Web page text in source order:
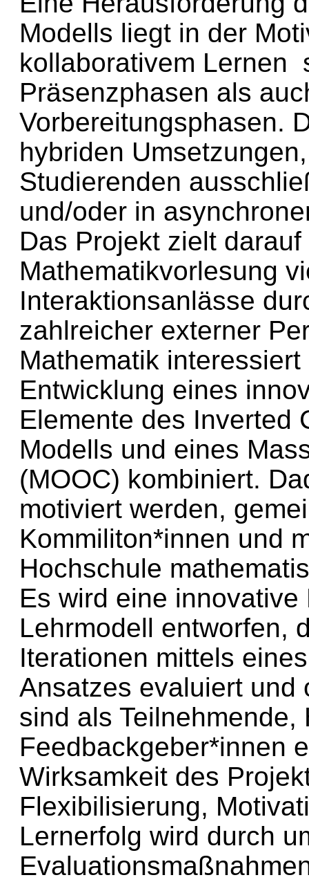
Modells liegt in der
kollaborativem Lernen
Präsenzphasen als
Vorbereitungsphasen.
hybriden
Studierenden
und/oder in
Das Projekt zielt
Mathematikvorlesung
Interaktionsanlässe
zahlreicher externer
Mathematik
Entwicklung eines
Elemente des Inverted
Modells und eines
(MOOC) kombiniert.
motiviert werden,
Kommiliton*innen und
Hochschule
Es wird eine
Lehrmodell entworfen,
Iterationen mittels
Ansatzes evaluiert und
sind als Teilnehmende,
Feedbackgeber*innen
Wirksamkeit des
Flexibilisierung,
Lernerfolg wird durch